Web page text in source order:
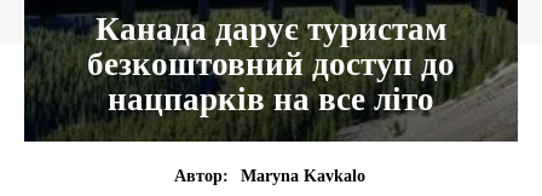
Канада дарує туристам
безкоштовний доступ до
нацпарків на все літо
Автор:
Maryna Kavkalo